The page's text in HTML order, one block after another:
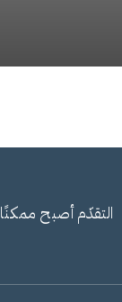
التقدّم أصبح ممكنًا